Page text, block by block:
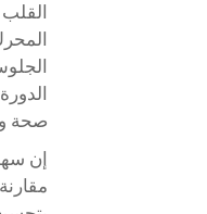
صحة
إن